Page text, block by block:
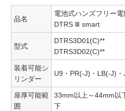
品名
電池式ハンズフリー
DTRS Ⅲ smart
型式
DTRS3D01(C)**
DTRS3D02(C)**
装着可能シ
リンダー
U9・PR(-J)・LB(-J)・
扉厚可能範
囲
33mm以上～44mm以
下